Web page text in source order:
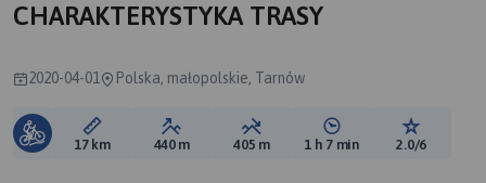
CHARAKTERYSTYKA TRASY
2020-04-01 Polska, małopolskie, Tarnów
Długość trasy:
17 km Suma przewyższeń:
440 m Suma spadków:
405 m Średni czas potrzebny
1 h 7 min Ocena
2.0/6